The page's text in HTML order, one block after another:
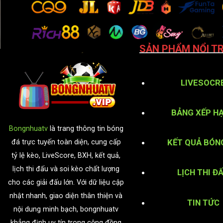
Bongnhuatvlà trang thông tin bóng
đá trực tuyến toàn diện, cung cấp
tỷ lệ kèo, LiveScore, BXH, kết quả,
lịch thi đấu và soi kèo chất lượng
cho các giải đấu lớn. Với dữ liệu cập
nhật nhanh, giao diện thân thiện và
nội dung minh bạch, bongnhuatv
SẢN PHẨM NỔI
BẢNG XẾP
KẾT QUẢ
LỊCH THI
TIN TỨC